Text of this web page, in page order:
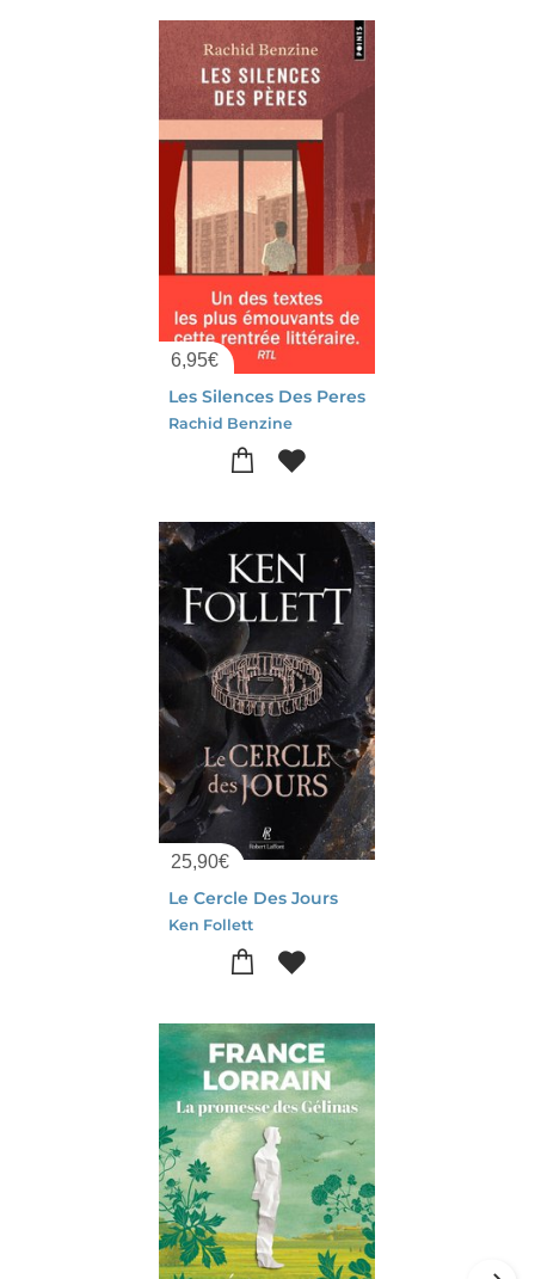
6,95€
Les Silences Des Peres
Rachid Benzine
25,90€
Le Cercle Des Jours
Ken Follett